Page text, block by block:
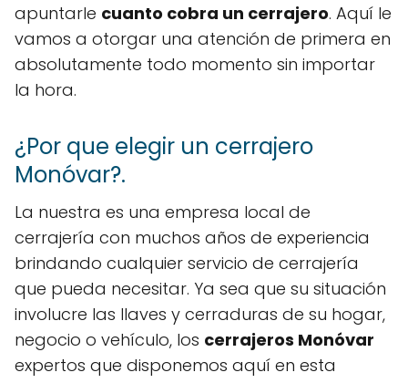
apuntarle cuanto cobra un cerrajero. Aquí le
vamos a otorgar una atención de primera en
absolutamente todo momento sin importar
la hora.
¿Por que elegir un cerrajero
Monóvar?.
La nuestra es una empresa local de
cerrajería con muchos años de experiencia
brindando cualquier servicio de cerrajería
que pueda necesitar. Ya sea que su situación
involucre las llaves y cerraduras de su hogar,
negocio o vehículo, los cerrajeros Monóvar
expertos que disponemos aquí en esta